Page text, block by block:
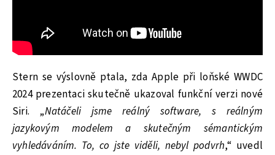
Stern se výslovně ptala, zda Apple při loňské WWDC
2024 prezentaci skutečně ukazoval funkční verzi nové
Siri. „Natáčeli jsme reálný software, s reálným
jazykovým modelem a skutečným sémantickým
vyhledáváním. To, co jste viděli, nebyl podvrh,“ uvedl